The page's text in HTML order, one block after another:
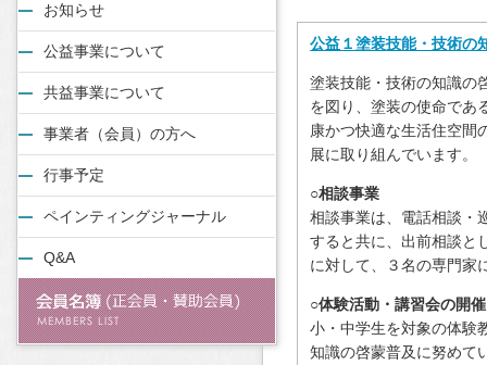
お知らせ
公益事業について
共益事業について
事業者（会員）の方へ
行事予定
ペインティングジャーナル
Q&A
公益１塗装技能・技術の
塗装技能・技術の知識の
を図り、塗装の使命であ
康かつ快適な生活住空間
展に取り組んでいます。
○相談事業
相談事業は、電話相談・
すると共に、出前相談と
に対して、３名の専門家
○体験活動・講習会の開催
小・中学生を対象の体験
知識の啓蒙普及に努めて